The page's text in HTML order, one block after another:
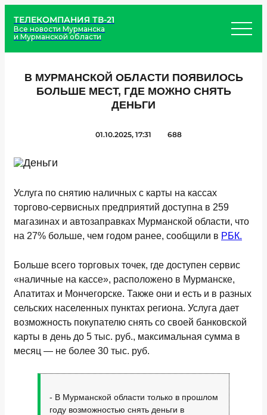
ТЕЛЕКОМПАНИЯ ТВ-21
Все новости Мурманска
и Мурманской области
В МУРМАНСКОЙ ОБЛАСТИ ПОЯВИЛОСЬ
БОЛЬШЕ МЕСТ, ГДЕ МОЖНО СНЯТЬ
ДЕНЬГИ
01.10.2025, 17:31 688
Услуга по снятию наличных с карты на кассах
торгово-сервисных предприятий доступна в 259
магазинах и автозаправках Мурманской области, что
на 27% больше, чем годом ранее, сообщили в РБК.
Больше всего торговых точек, где доступен сервис
«наличные на кассе», расположено в Мурманске,
Апатитах и Мончегорске. Также они и есть и в разных
сельских населенных пунктах региона. Услуга дает
возможность покупателю снять со своей банковской
карты в день до 5 тыс. руб., максимальная сумма в
месяц — не более 30 тыс. руб.
- В Мурманской области только в прошлом
году возможностью снять деньги в